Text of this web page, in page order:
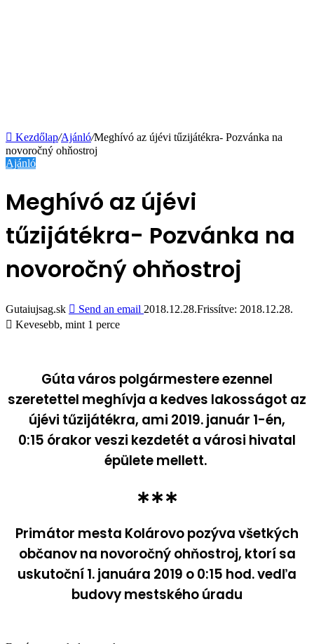
Kezdőlap/Ajánló/Meghívó az újévi tűzijátékra- Pozvánka na
novoročný ohňostroj
Ajánló
Meghívó az újévi
tűzijátékra- Pozvánka na
novoročný ohňostroj
Gutaiujsag.sk Send an email 2018.12.28.Frissítve: 2018.12.28.
Kevesebb, mint 1 perce
Gúta város polgármestere ezennel
szeretettel meghívja a kedves lakosságot az
újévi tűzijátékra, ami 2019. január 1-én,
0:15 órakor veszi kezdetét a városi hivatal
épülete mellett.
∗∗∗
Primátor mesta Kolárovo pozýva všetkých
občanov na novoročný ohňostroj, ktorí sa
uskutoční 1. januára 2019 o 0:15 hod. vedľa
budovy mestského úradu